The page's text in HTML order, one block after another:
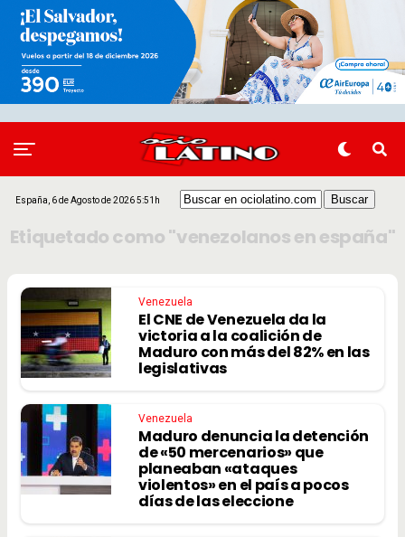
España, 6 de Agosto de 2026 5:51h
Etiquetado como "venezolanos en españa"
Venezuela
El CNE de Venezuela da la
victoria a la coalición de
Maduro con más del 82% en las
legislativas
Venezuela
Maduro denuncia la detención
de «50 mercenarios» que
planeaban «ataques
violentos» en el país a pocos
días de las eleccione